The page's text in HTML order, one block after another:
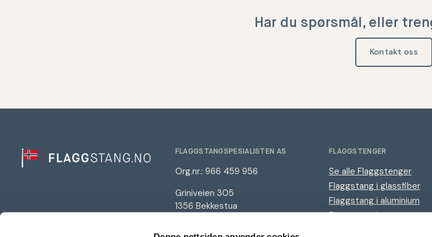
Har du spørsmål, eller
Kontakt oss
FLAGGSTANGSPESIALISTEN AS
Org.nr.: 966 459 956
Griniveien 305
1356 Bekkestua
FLAGGSTENGER
Se alle Flaggstenger
Flaggstang i glassfiber
Flaggstang i aluminium
Flaggstang i tre